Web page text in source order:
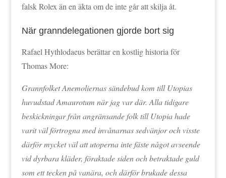
falsk Rolex än en äkta om de inte går att skilja åt.
När granndelegationen gjorde bort sig
Rafael Hythlodaeus berättar en kostlig historia för
Thomas More:
Grannfolket Anemoliernas sändebud kom till Utopias
huvudstad Amaurotum när jag var där. Alla tidigare
beskickningar från angränsande folk till Utopia hade
varit väl förtrogna med invånarnas sedvänjor och visste
därför mycket väl att utoperna inte fäste något avseende
vid dyrbara kläder, föraktade siden och betraktade guld
som ett tecken på vanära, och därför brukade dessa